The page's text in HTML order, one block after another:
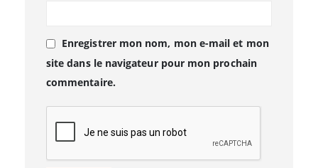
Enregistrer mon nom, mon e-mail et mon
site dans le navigateur pour mon prochain
commentaire.